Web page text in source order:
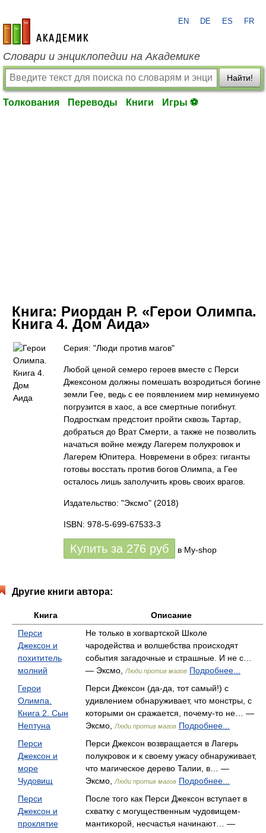
academic.ru
EN DE ES FR
Словари и энциклопедии на Академике
Найти!
Толкования Переводы Книги Игры ⚽
Книга: Риордан Р. «Герои Олимпа.
Книга 4. Дом Аида»
Серия: "Люди против магов"
Любой ценой семеро героев вместе с Перси
Джексоном должны помешать возродиться богине
земли Гее, ведь с ее появлением мир неминуемо
погрузится в хаос, а все смертные погибнут.
Подросткам предстоит пройти сквозь Тартар,
добраться до Врат Смерти, а также не позволить
начаться войне между Лагерем полукровок и
Лагерем Юпитера. Новремени в обрез: гиганты
готовы восстать против богов Олимпа, а Гее
осталось лишь заполучить кровь своих врагов.
Издательство: "Эксмо" (2018)
ISBN: 978-5-699-67533-3
Купить за 276 руб в My-shop
Другие книги автора:
Книга
Описание
Перси
Джексон и
похититель
молний
Не только в хогвартской Школе
чародейства и волшебства происходят
события загадочные и страшные. И не с…
— Эксмо,
Люди против магов Подробнее...
Герои
Олимпа.
Книга 2. Сын
Нептуна
Перси Джексон (да-да, тот самый!) с
удивлением обнаруживает, что монстры, с
которыми он сражается, почему-то не… —
Эксмо,
Люди против магов Подробнее...
Перси
Джексон и
море
Чудовищ
Перси Джексон возвращается в Лагерь
полукровок и к своему ужасу обнаруживает,
что магическое дерево Талии, в… —
Эксмо,
Люди против магов Подробнее...
Перси
Джексон и
проклятие
После того как Перси Джексон вступает в
схватку с могущественным чудовищем-
мантикорой, несчастья начинают… —